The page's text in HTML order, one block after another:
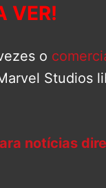
VER!
o
Studios
notícias